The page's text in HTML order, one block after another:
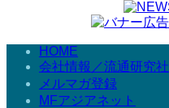
HOME
会社情報／流通研究社
メルマガ登録
MFアジアネット